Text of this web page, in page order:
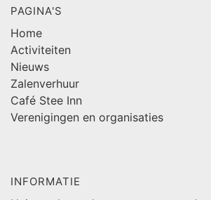
PAGINA'S
Home
Activiteiten
Nieuws
Zalenverhuur
Café Stee Inn
Verenigingen en organisaties
INFORMATIE